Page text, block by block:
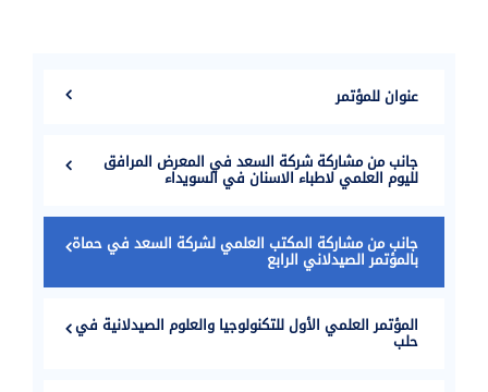
عنوان للمؤتمر
جانب من مشاركة شركة السعد في المعرض المرافق
لليوم العلمي لاطباء الاسنان في السويداء
جانب من مشاركة المكتب العلمي لشركة السعد في حماة
بالمؤتمر الصيدلاني الرابع
المؤتمر العلمي الأول للتكنولوجيا والعلوم الصيدلانية في
حلب